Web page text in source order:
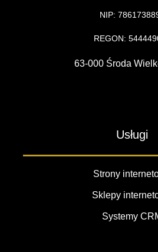
NIP:
REGON:
63-000 Środa
Usługi
Strony
Sklepy
Systemy